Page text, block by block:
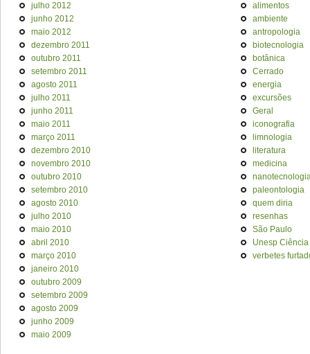
julho 2012
junho 2012
maio 2012
dezembro 2011
outubro 2011
setembro 2011
agosto 2011
julho 2011
junho 2011
maio 2011
março 2011
dezembro 2010
novembro 2010
outubro 2010
setembro 2010
agosto 2010
julho 2010
maio 2010
abril 2010
março 2010
janeiro 2010
outubro 2009
setembro 2009
agosto 2009
junho 2009
maio 2009
alimentos
ambiente
antropologia
biotecnologia
botânica
Cerrado
energia
excursões
Geral
iconografia
limnologia
literatura
medicina
paleontologia
quem diria
resenhas
São Paulo
Unesp Ciência
verbetes